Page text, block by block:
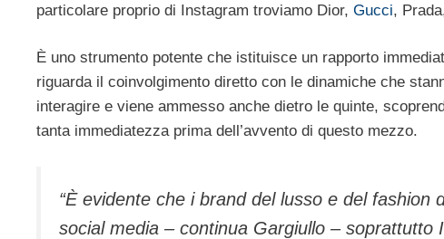
particolare proprio di Instagram troviamo Dior, Gucci,
È uno strumento potente che istituisce un rapporto
riguarda il coinvolgimento diretto con le dinamiche che
interagire e viene ammesso anche dietro le quinte,
tanta immediatezza prima dell’avvento di questo mezzo.
“È evidente che i brand del lusso e del
social media – continua Gargiullo – soprattutto